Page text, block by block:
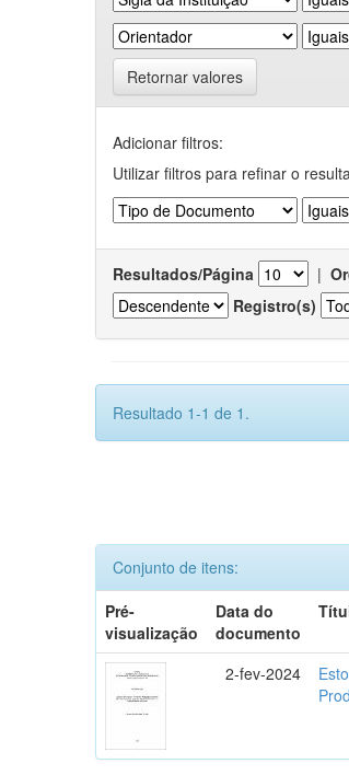
Retornar valores
Adicionar filtros:
Utilizar filtros para refinar o
Resultados/Página |
Registro(s)
Resultado 1-1 de 1.
Conjunto de itens:
Pré-
visualização
Data do
documento
2-fev-2024